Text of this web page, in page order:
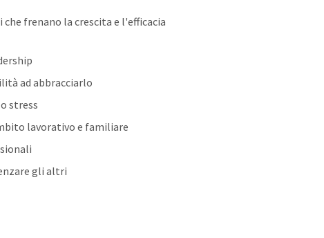
frenano la crescita e l'efficacia
ad abbracciarlo
stress
lavorativo e familiare
gli altri